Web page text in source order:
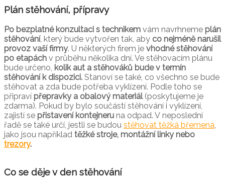
Plán stěhování, přípravy
Po bezplatné konzultaci s technikem vám navrhneme plán
stěhování, který bude vytvořen tak, aby co nejméně narušil
provoz vaší firmy. U některých firem je vhodné stěhování
po etapách v průběhu několika dní. Ve stěhovacím plánu
bude určeno, kolik aut a stěhováků bude v termín
stěhování k dispozici. Stanoví se také, co všechno se bude
stěhovat a zda bude potřeba vyklízení. Podle toho se
připraví přepravky a obalový materiál (poskytujeme je
zdarma). Pokud by bylo součástí stěhování i vyklízení,
zajistí se přistavení kontejneru na odpad. V neposlední
řadě se také určí, jestli se budou stěhovat těžká břemena,
jako jsou například těžké stroje, montážní linky nebo
trezory.
Co se děje v den stěhování